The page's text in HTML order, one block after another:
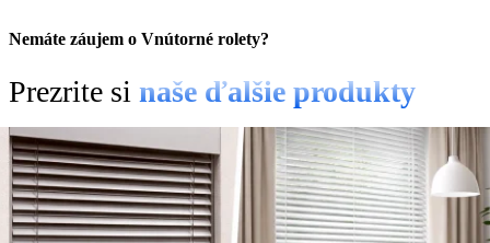
Nemáte záujem o Vnútorné rolety?
Prezrite si naše ďalšie produkty